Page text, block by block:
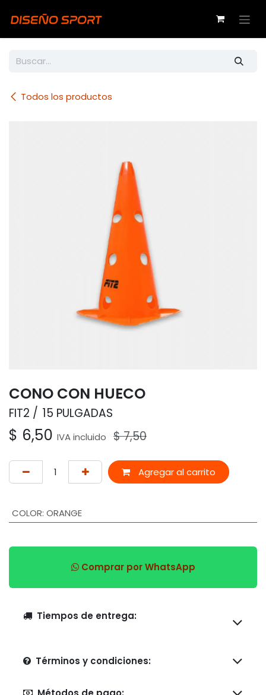
Todos los productos
CONO CON HUECO
FIT2 15 PULGADAS
$ 6,50 IVA incluido $7,50
Agregar al carrito
COLOR: ORANGE
Comprar por WhatsApp
Tiempos de entrega:
Términos y condiciones: